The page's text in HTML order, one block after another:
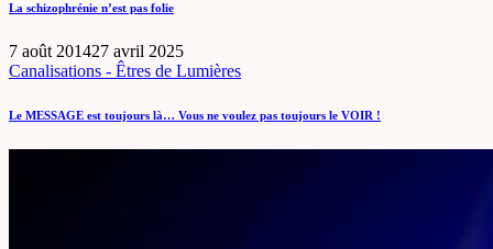
La schizophrénie n’est pas folie
7 août 201427 avril 2025
Canalisations - Êtres de Lumières
Le MESSAGE est toujours là… Vous ne voulez pas toujours le VOIR !